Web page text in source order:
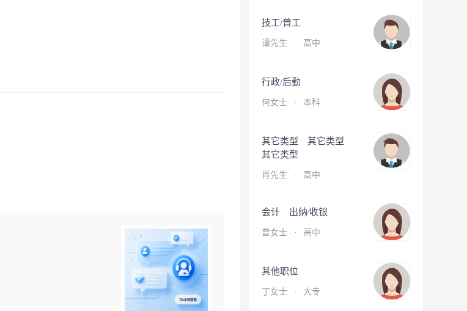
技工/普工
谭先生 · 高中
行政/后勤
何女士 · 本科
其它类型 其它类型
其它类型
肖先生 · 高中
会计 出纳∕收银
曾女士 · 高中
其他职位
丁女士 · 大专